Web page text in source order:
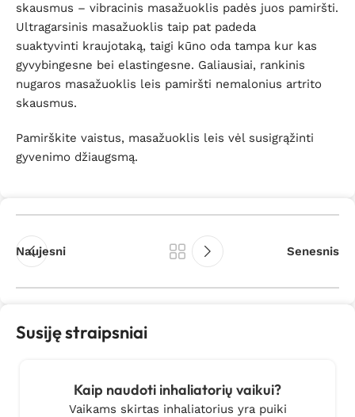
skausmus – vibracinis masažuoklis padės juos pamiršti.
Ultragarsinis masažuoklis taip pat padeda
suaktyvinti kraujotaką, taigi kūno oda tampa kur kas
gyvybingesne bei elastingesne. Galiausiai, rankinis
nugaros masažuoklis leis pamiršti nemalonius artrito
skausmus.
Pamirškite vaistus, masažuoklis leis vėl susigrąžinti
gyvenimo džiaugsmą.
Naujesni Senesnis
Susiję straipsniai
Kaip naudoti inhaliatorių vaikui?
Vaikams skirtas inhaliatorius yra puiki